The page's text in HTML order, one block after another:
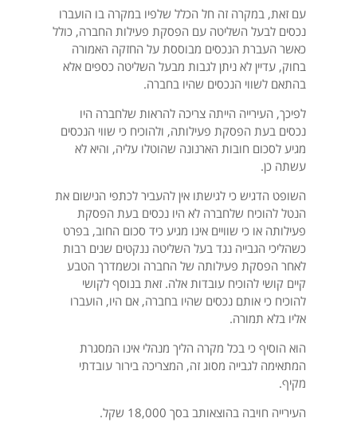
עם זאת, במקרה זה חל הכלל שלפיו במקרה בו הועברו
נכסים לבעל השליטה עם הפסקת פעילות החברה, כולל
כאשר העברת הנכסים מבוססת על החזקה האמורה
בחוק, עדיין לא ניתן לגבות מבעל השליטה כספים אלא
בהתאם לשווי הנכסים שהיו בחברה.
לפיכך, העירייה הייתה צריכה להראות שלחברה היו
נכסים בעת הפסקת פעילותה, ולהוכיח כי שווי הנכסים
מגיע לסכום חובות הארנונה שהוטלו עליה, והיא לא
עשתה כן.
השופט הדגיש כי לגישתו אין להעביר לכתפי הנישום את
הנטל להוכיח שלחברה לא היו נכסים בעת הפסקת
פעילותה או כי שוויים אינו מגיע כיד סכום החוב, בפרט
כשהליכי הגבייה נגד בעל השליטה ננקטים שנים רבות
לאחר הפסקת פעילותה של החברה וכשמדרך הטבע
קיים קושי להוכיח עובדות אלה. זאת בנוסף לקושי
להוכיח כי אותם נכסים שהיו בחברה, אם היו, הועברו
אליו בלא תמורה.
הוא הוסיף כי בכל מקרה הליך מנהלי אינו המסגרת
המתאימה לגבייה מסוג זה, המצריכה בירור עובדתי
מקיף.
העירייה חויבה בהוצאותב בסך 18,000 שקל.